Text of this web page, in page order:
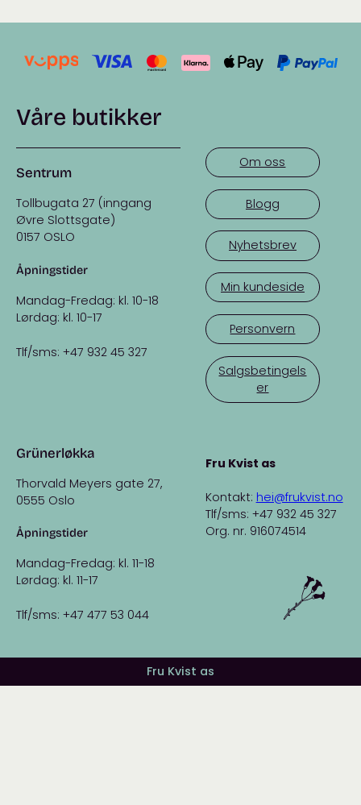
Våre butikker
Sentrum
Tollbugata 27 (inngang
Øvre Slottsgate)
0157 OSLO
Åpningstider
Mandag-Fredag: kl. 10-18
Lørdag: kl. 10-17
Tlf/sms: +47 932 45 327
Grünerløkka
Thorvald Meyers gate 27,
0555 Oslo
Åpningstider
Mandag-Fredag: kl. 11-18
Lørdag: kl. 11-17
Tlf/sms: +47 477 53 044
Om oss
Blogg
Nyhetsbrev
Min kundeside
Personvern
Salgsbetingels
er
Fru Kvist as
Kontakt: hei@frukvist.no
Tlf/sms: +47 932 45 327
Org. nr. 916074514
Fru Kvist as